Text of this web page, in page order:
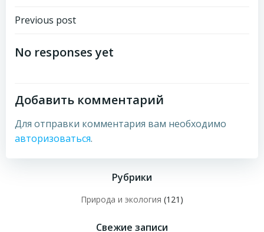
Навигация
по
Previous post
No responses yet
Добавить комментарий
Для отправки комментария вам необходимо
авторизоваться.
Рубрики
Природа и экология (121)
Свежие записи